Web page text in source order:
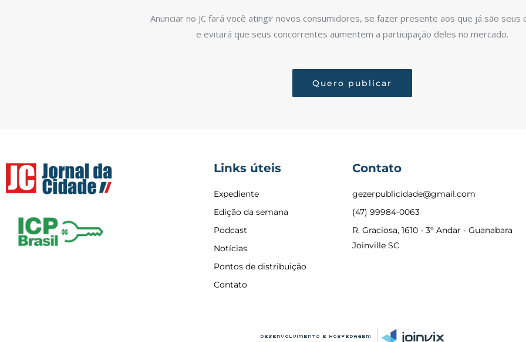
Anunciar no JC fará você atingir novos consumidores, se fazer presente aos que já são seus
e evitará que seus concorrentes aumentem a participação deles no mercado.
Quero publicar
Links úteis
Expediente
Edição da semana
Podcast
Notícias
Pontos de distribuição
Contato
Contato
gezerpublicidade@gmail.com
(47) 99984-0063
R. Graciosa, 1610 - 3º Andar - Guanabara
Joinville SC